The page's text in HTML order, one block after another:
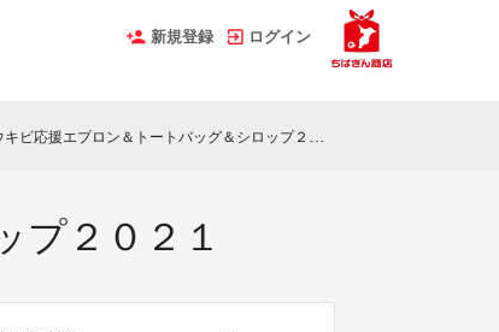
新規登録 ログイン
ビ応援エプロン＆トートバッグ＆シロップ２０２１
プ２０２１